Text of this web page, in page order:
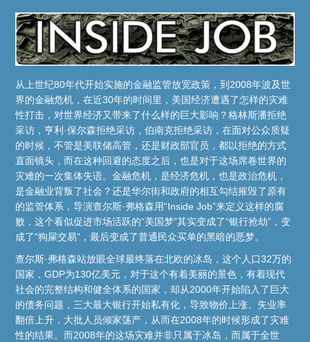
从上世纪80年代开始实施的金融监管放宽政策，到2008年波及世
界的金融危机，在近30年的时间里，美国经济遭遇了怎样的灾难
性打击，对世界经济又带来了什么样的巨大影响？格林斯潘拒绝
采访，亨利·保尔森拒绝采访，伯南克拒绝采访，在面对公众质疑
的时候，不管是美联储高管，还是财政部官员，都以拒绝的方式
直面镜头，而在这种回避的态度之后，也是对于这场席卷世界的
灾难的一次集体失语。金融危机，是经济危机，也是政治危机，
是金融业背叛了社会？还是华尔街和政府的相互勾结摧毁了原有
的监管体系，导演查尔斯·弗格森用“Inside Job”来定义这样的腐
败，这个看似促进市场活跃的“美国梦”其实变成了“银行抢劫”，变
成了“狗屎交易”，最后变成了普通民众买单的黑暗的恶梦。
查尔斯·弗格森站放眼全球最终落在北欧的冰岛，这个人口32万的
国家，GDP为130亿美元，对于这个有着美丽的景色，有着现代
社会的完整结构和健全体系的国家，却从2000年开始陷入了巨大
的债务问题，三大最大银行开始私有化，导致物价上涨、失业率
翻倍上升，大批人员倾家荡产，从而在2008年的时候形成了灾难
性的结果。而2008年的这场灾难并非只属于冰岛，而属于全世